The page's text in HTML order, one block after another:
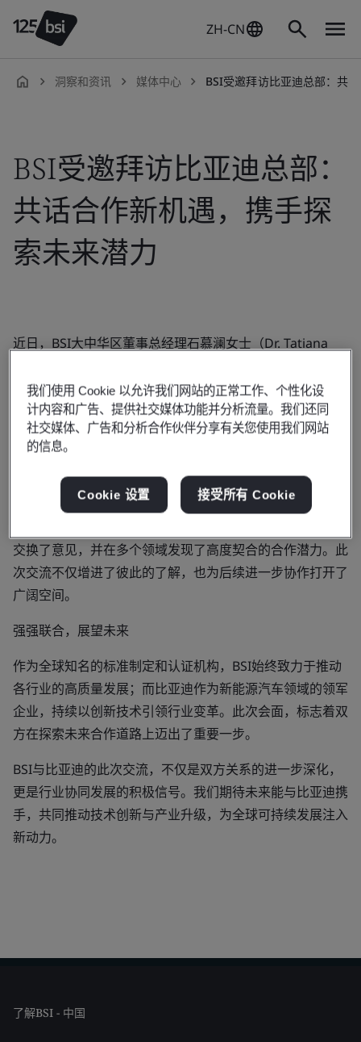
ZH-CN
洞察和资讯 媒体中心 BSI受邀拜访比亚迪总部：共话合
BSI受邀拜访比亚迪总部：
共话合作新机遇，携手探
索未来潜力
近日，BSI大中华区董事总经理石慕澜女士（Dr. Tatiana
总部，双方就行业发展趋势、技术创新等话题展开了深入交
流。此次会晤氛围融洽，探讨热烈，为未来的潜在合作奠定
了良好基础。
在比亚迪总部，BSI团队与比亚迪高层及技术专家进行了多
交换了意见，并在多个领域发现了高度契合的合作潜力。此
次交流不仅增进了彼此的了解，也为后续进一步协作打开了
广阔空间。
强强联合，展望未来
作为全球知名的标准制定和认证机构，BSI始终致力于推动
各行业的高质量发展；而比亚迪作为新能源汽车领域的领军
企业，持续以创新技术引领行业变革。此次会面，标志着双
方在探索未来合作道路上迈出了重要一步。
BSI与比亚迪的此次交流，不仅是双方关系的进一步深化，
更是行业协同发展的积极信号。我们期待未来能与比亚迪携
手，共同推动技术创新与产业升级，为全球可持续发展注入
新动力。
了解BSI - 中国
我们使用 Cookie 以允许我们网站的正常工作、个性化设
计内容和广告、提供社交媒体功能并分析流量。我们还同
社交媒体、广告和分析合作伙伴分享有关您使用我们网站
的信息。
Cookie 设置 接受所有 Cookie